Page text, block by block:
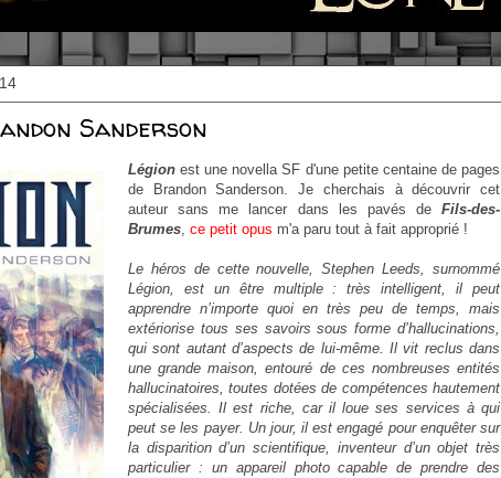
Sanderson
Légion est une novella SF d'une petite centaine de pages
de Brandon Sanderson. Je cherchais à découvrir cet
auteur sans me lancer dans les pavés de Fils-des-
Brumes, ce petit opus m'a paru tout à fait approprié !
Le héros de cette nouvelle, Stephen Leeds, surnommé
Légion, est un être multiple : très intelligent, il peut
apprendre n’importe quoi en très peu de temps, mais
extériorise tous ses savoirs sous forme d’hallucinations,
qui sont autant d’aspects de lui-même. Il vit reclus dans
une grande maison, entouré de ces nombreuses entités
hallucinatoires, toutes dotées de compétences hautement
spécialisées. Il est riche, car il loue ses services à qui
peut se les payer. Un jour, il est engagé pour enquêter sur
la disparition d’un scientifique, inventeur d’un objet très
particulier : un appareil photo capable de prendre des